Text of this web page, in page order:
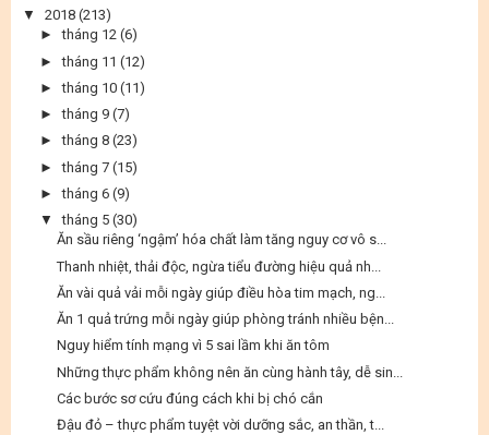
▼
2018 (213)
►tháng 12 (6)
►tháng 11 (12)
►tháng 10 (11)
►tháng 9 (7)
►tháng 8 (23)
►tháng 7 (15)
►tháng 6 (9)
▼
tháng 5 (30)
Ăn sầu riêng ‘ngậm’ hóa chất làm tăng nguy cơ vô s...
Thanh nhiệt, thải độc, ngừa tiểu đường hiệu quả nh...
Ăn vài quả vải mỗi ngày giúp điều hòa tim mạch, ng...
Ăn 1 quả trứng mỗi ngày giúp phòng tránh nhiều bện...
Nguy hiểm tính mạng vì 5 sai lầm khi ăn tôm
Những thực phẩm không nên ăn cùng hành tây, dễ sin...
Các bước sơ cứu đúng cách khi bị chó cắn
Đậu đỏ – thực phẩm tuyệt vời dưỡng sắc, an thần, t...